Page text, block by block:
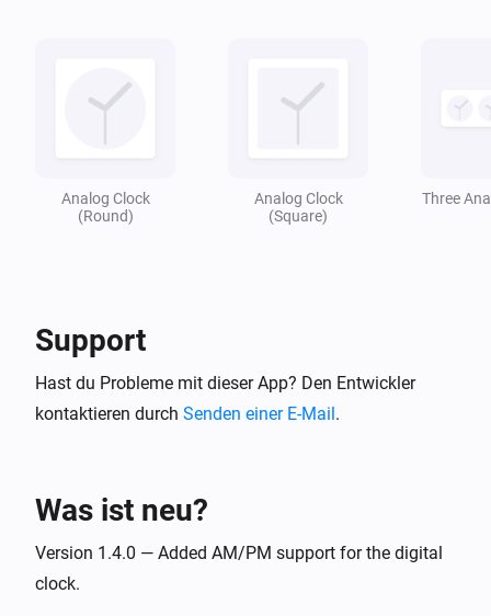
Analog Clock
(Round)
Analog Clock
(Square)
Three
Support
Hast du Probleme mit dieser App? Den Entwickler
kontaktieren durch Senden einer E-Mail.
Was ist neu?
Version 1.4.0 — Added AM/PM support for the digital
clock.